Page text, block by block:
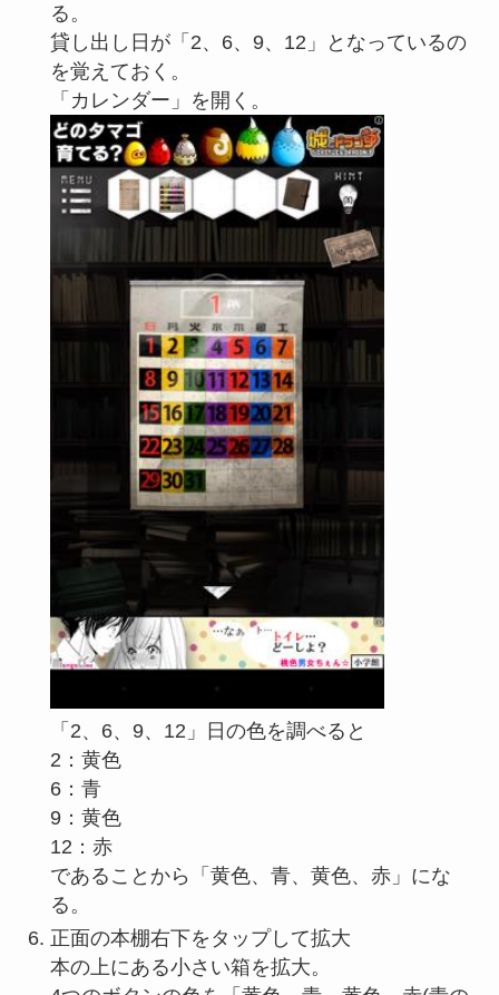
る。
貸し出し日が「2、6、9、12」となっているの
を覚えておく。
「カレンダー」を開く。
「2、6、9、12」日の色を調べると
2：黄色
6：青
9：黄色
12：赤
であることから「黄色、青、黄色、赤」にな
る。
正面の本棚右下をタップして拡大
本の上にある小さい箱を拡大。